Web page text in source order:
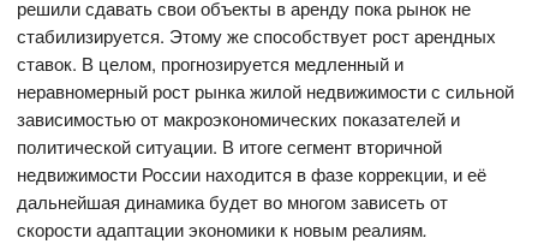
решили сдавать свои объекты в аренду пока рынок не
стабилизируется. Этому же способствует рост арендных
ставок. В целом, прогнозируется медленный и
неравномерный рост рынка жилой недвижимости с сильной
зависимостью от макроэкономических показателей и
политической ситуации. В итоге сегмент вторичной
недвижимости России находится в фазе коррекции, и её
дальнейшая динамика будет во многом зависеть от
скорости адаптации экономики к новым реалиям.